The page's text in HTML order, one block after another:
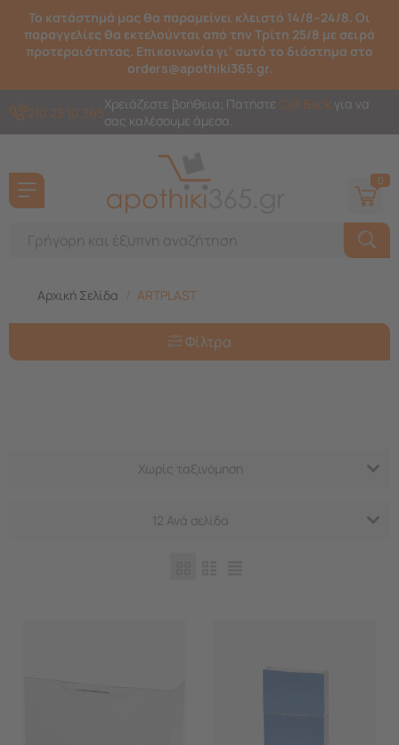
Το κατάστημά μας θα παραμείνει κλειστό 14/8–24/8. Οι
παραγγελίες θα εκτελούνται από την Τρίτη 25/8 με σειρά
προτεραιότητας. Επικοινωνία γι' αυτό το διάστημα στο
orders@apothiki365.gr.
210 23 10 365Χρειάζεστε βοήθεια; Πατήστε Call Back για να
σας καλέσουμε άμεσα.
0
Αρχική Σελίδα ARTPLAST
Φίλτρα
Χωρίς ταξινόμηση
12 Ανά σελίδα